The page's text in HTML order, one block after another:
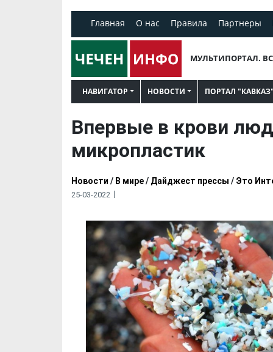
Главная О нас Правила Партнеры
МУЛЬТИПОРТАЛ.
НАВИГАТОР НОВОСТИ ПОРТАЛ "КАВКАЗ"
Впервые в крови
микропластик
Новости / В мире/ Дайджест прессы / Это
25-03-2022